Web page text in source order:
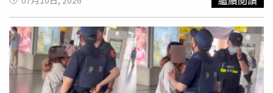
「遵守號誌，不闖紅燈」等訊息，提醒用路人遵守號誌、留
意周遭車流。
烈火勢，勤務中心立即派遣7輛消防車、1輛救護車，以及
17名消防人員到場搶救，迅速佈署水線，約10分鐘控制火
勢、13分鐘撲滅，成功阻止火勢延燒至鄰近建築，未造成人
員傷亡。不過火場內9輛機車及2輛腳踏車遭烈焰吞噬，財物
損失不小。黃男縱火，造成九部機車、兩部腳踏車焚燬，只
剩骨架。（圖／消防局提供）火場鑑識人員勘驗，認定人為